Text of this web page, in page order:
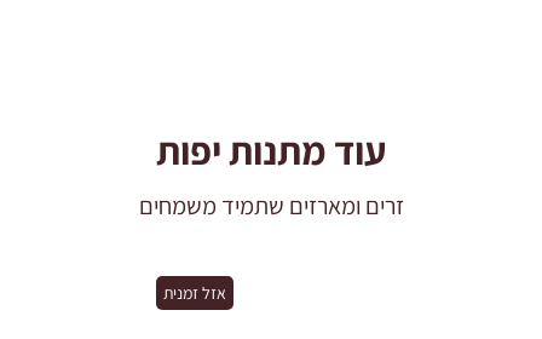
עוד מתנות יפות
זרים ומארזים שתמיד משמחים
אזל זמנית